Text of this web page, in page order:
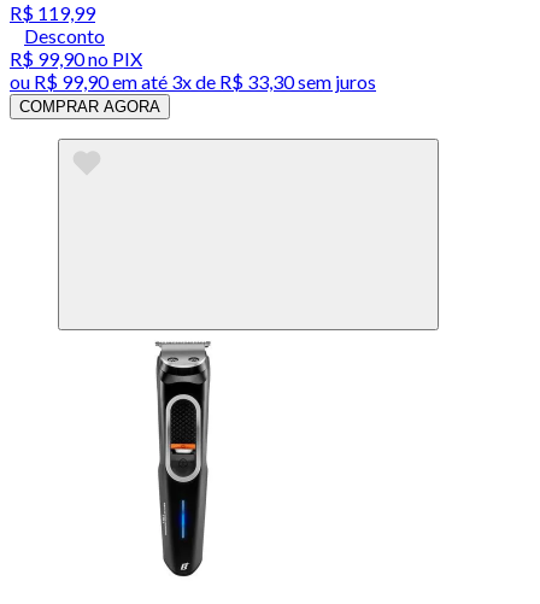
R$ 119,99
Desconto
R$ 99,90no PIX
ou R$ 99,90em até 3x de R$ 33,30 sem juros
COMPRAR AGORA